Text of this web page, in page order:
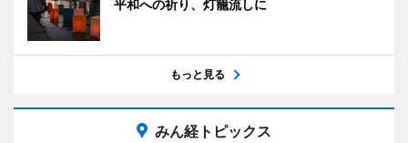
平和への祈り、灯籠流しに
もっと見る
みん経トピックス